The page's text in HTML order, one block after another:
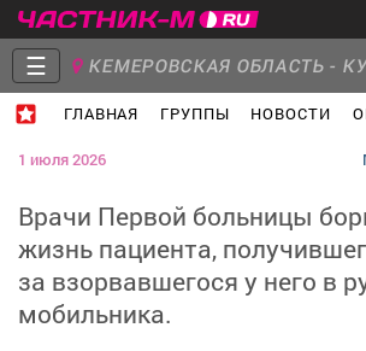
☰ КЕМЕРОВСКАЯ ОБЛАСТЬ -
ГЛАВНАЯ ГРУППЫ НОВОСТИ
Объявления Недвижимость
1 июля 2026
Врачи Первой больницы
жизнь пациента,
за взорвавшегося у него в
мобильника.